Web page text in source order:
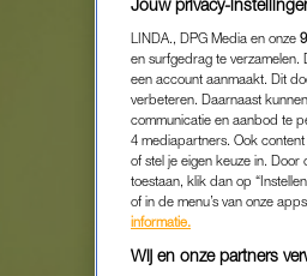
LINDA., DPG Media en onze
en surfgedrag te verzamelen.
een account aanmaakt. Dit
verbeteren. Daarnaast
communicatie en aanbod te
4 mediapartners. Ook
of stel je eigen keuze in.
toestaan, klik dan op
of in de menu’s van onze
informatie.
Wij en onze partners